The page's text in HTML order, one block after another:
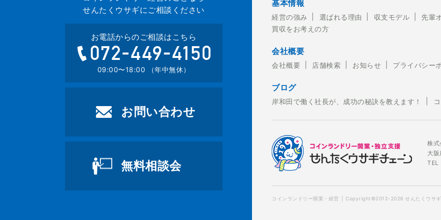
せんたくウサギにご相談ください
お電話からのご相談はこちら
09:00〜18:00 （年中無休）
お問い合わせ
無料相談会
基本情報
経営の強み 選ばれる理由 収支モデル
先輩
買収をお考えの方
会社概要
会社概要 店舗検索 お知らせ プライバシー
ブログ
岸和田で働く社長が、成功の秘訣を教えます！
株式
大
コインランドリー開業・経営 Copyright©2012-2026 せんたくウサ